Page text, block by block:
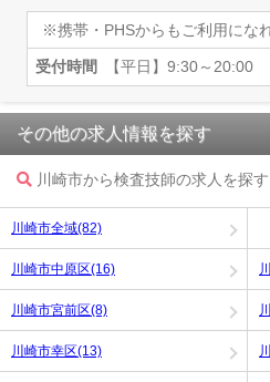
※携帯・PHSからもご利用にな
受付時間 【平日】9:30～20:00
その他の求人情報を探す
川崎市から検査技師の求人を探す
川崎市全域(82)
川崎市中原区(16)
川崎市宮前区(8)
川崎市幸区(13)